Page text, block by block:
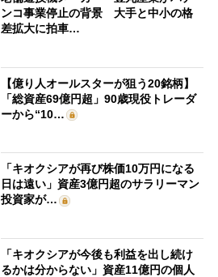
ンコ事業停止の背景 大手と中小の格
差拡大に拍車…
【億り人オールスターが狙う20銘柄】
「総資産69億円超」90歳現役トレーダ
ーから“10…
「キオクシアが再び株価10万円になる
日は遠い」資産3億円超のサラリーマン
投資家が…
「キオクシアが今後も利益を出し続け
るかは分からない」資産11億円の個人